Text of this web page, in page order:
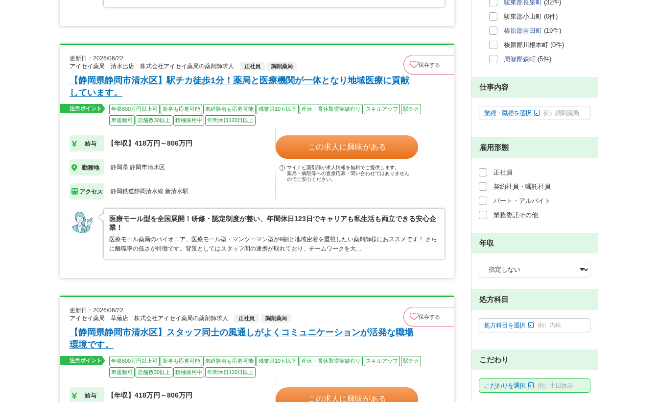
更新日：2026/06/22
アイセイ薬局 清水巴店 株式会社アイセイ薬局の薬剤師求人
正社員 調剤薬局 保存する
【静岡県静岡市清水区】駅チカ徒歩1分！薬局と医療機関が一体となり地域医療に貢献
しています。
注目ポイント 年収800万円以上可 新卒も応募可能 未経験者も応募可能 残業月10ｈ以下 産休・育休取得実績有り スキルアップ
駅チカ
車通勤可
店舗数30以上 積極採用中 年間休日120日以上
給与 【年収】418万円～806万円
勤務地 静岡県 静岡市清水区
アクセス 静岡鉄道静岡清水線 新清水駅
この求人に興味がある
マイナビ薬剤師が求人情報を無料でご提供します。
薬局・病院等への直接応募・問い合わせではありません
のでご安心ください。
医療モール型を全国展開！研修・認定制度が整い、年間休日123日でキャリアも私生活も両立できる安心企
業！
医療モール薬局のパイオニア、医療モール型・マンツーマン型が9割と地域密着を重視したい薬剤師様におススメです！ さら
に離職率の低さが特徴です。背景としてはスタッフ間の連携が取れており、チームワークを大…
更新日：2026/06/22
アイセイ薬局 草薙店 株式会社アイセイ薬局の薬剤師求人
正社員 調剤薬局 保存する
【静岡県静岡市清水区】スタッフ同士の風通しがよくコミュニケーションが活発な職場
環境です。
注目ポイント 年収800万円以上可 新卒も応募可能 未経験者も応募可能 残業月10ｈ以下 産休・育休取得実績有り スキルアップ
駅チカ
車通勤可
店舗数30以上 積極採用中 年間休日120日以上
給与 【年収】418万円～806万円 この求人に興味がある
駿東郡長泉町 (32件)
駿東郡小山町 (0件)
榛原郡吉田町 (19件)
榛原郡川根本町 (0件)
周智郡森町 (5件)
仕事内容
業種・職種を選択 例）調剤薬局
雇用形態
正社員
契約社員・嘱託社員
パート・アルバイト
業務委託その他
年収
処方科目
処方科目を選択 例）内科
こだわり
こだわりを選択 例）土日休み